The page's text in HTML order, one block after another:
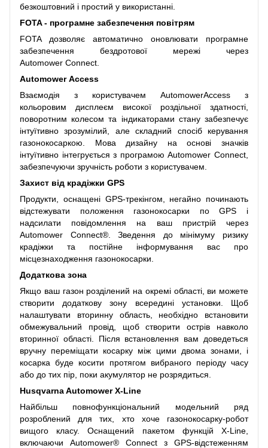
безкоштовний і простий у використанні.
FOTA - програмне забезпечення повітрям
FOTA дозволяє автоматично оновлювати програмне
забезпечення бездротової мережі через
Automower Connect.
Automower Access
Взаємодія з користувачем AutomowerAccess з
кольоровим дисплеєм високої роздільної здатності,
поворотним колесом та індикаторами стану забезпечує
інтуїтивно зрозумілий, але складний спосіб керування
газонокосаркою. Мова дизайну на основі значків
інтуїтивно інтегрується з програмою Automower Connect,
забезпечуючи зручність роботи з користувачем.
Захист від крадіжки GPS
Продукти, оснащені GPS-трекінгом, негайно починають
відстежувати положення газонокосарки по GPS і
надсилати повідомлення на ваш пристрій через
Automower Connect®. Зведення до мінімуму ризику
крадіжки та постійне інформування вас про
місцезнаходження газонокосарки.
Додаткова зона
Якщо ваш газон розділений на окремі області, ви можете
створити додаткову зону всередині установки. Щоб
налаштувати вторинну область, необхідно встановити
обмежувальний провід, щоб створити острів навколо
вторинної області. Після встановлення вам доведеться
вручну переміщати косарку між цими двома зонами, і
косарка буде косити протягом вибраного періоду часу
або до тих пір, поки акумулятор не розрядиться.
Husqvarna Automower X-Line
Найбільш повнофункціональний модельний ряд
розроблений для тих, хто хоче газонокосарку-робот
вищого класу. Оснащений пакетом функцій X-Line,
включаючи Automower® Connect з GPS-відстеженням